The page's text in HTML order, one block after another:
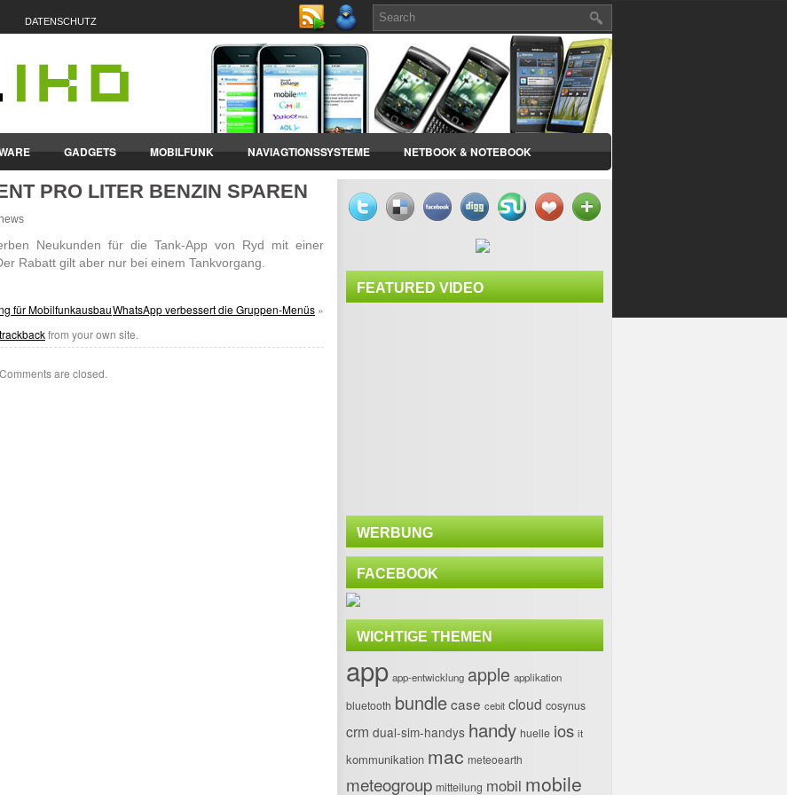
DATENSCHUTZ
GADGETS MOBILFUNK NAVIAGTIONSSYSTEME NETBOOK & NOTEBOOK
PCS VERTRÄGE & TARIFE
PRO LITER BENZIN SPAREN
Neukunden für die Tank-App von Ryd mit einer
Rabatt gilt aber nur bei einem Tank­vor­gang.
für MobilfunkausbauWhatsApp verbessert die Gruppen-Menüs »
trackbackfrom your own site.
Comments are closed.
FEATURED VIDEO
WERBUNG
FACEBOOK
WICHTIGE THEMEN
app app-entwicklung apple applikation
bluetooth bundlecase cebit cloud cosynus
crm dual-sim-handys handy huelle ios it
kommunikation mac meteoearth
meteogroup mitteilung mobil mobile